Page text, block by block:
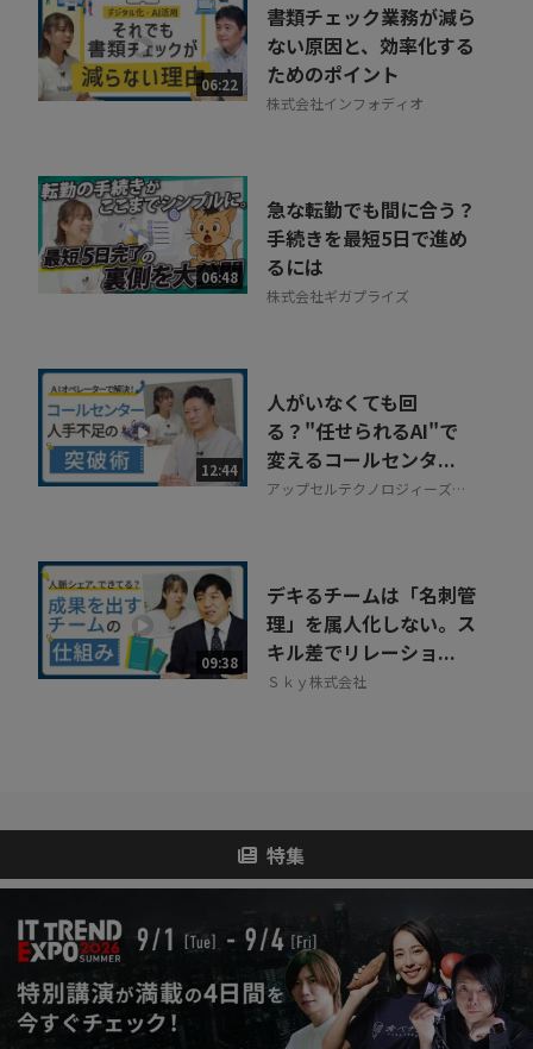
06:22
書類チェック業務が減ら
ない原因と、効率化する
ためのポイント
株式会社インフォディオ
06:48
急な転勤でも間に合う？
手続きを最短5日で進め
るには
株式会社ギガプライズ
12:44
人がいなくても回
る？"任せられるAI"で
変えるコールセンタ...
アップセルテクノロジィーズ株
09:38
デキるチームは「名刺管
理」を属人化しない。ス
キル差でリレーショ...
Ｓｋｙ株式会社
特集